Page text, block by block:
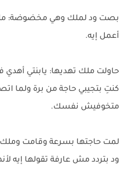
بصت ود لملك وهي مخضوضة:
أعمل إيه.
حاولت ملك تهديها: يابنتي أهدي
كنتِ بتجيبي حاجة من برة ولما
متخوفيش نفسك.
لمت حاجتها بسرعة وقامت
ود بتردد مش عارفة تقولها إيه